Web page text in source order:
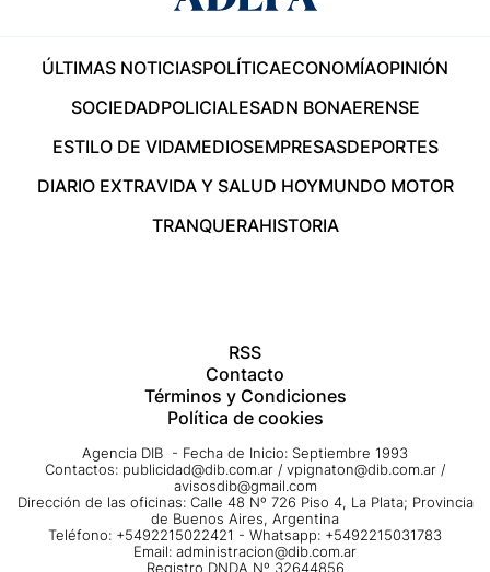
ÚLTIMAS NOTICIASPOLÍTICAECONOMÍAOPINIÓN
SOCIEDADPOLICIALESADN BONAERENSE
ESTILO DE VIDAMEDIOSEMPRESASDEPORTES
DIARIO EXTRAVIDA Y SALUD HOYMUNDO MOTOR
TRANQUERAHISTORIA
RSS
Contacto
Términos y Condiciones
Política de cookies
Agencia DIB - Fecha de Inicio: Septiembre 1993
Contactos: publicidad@dib.com.ar / vpignaton@dib.com.ar /
avisosdib@gmail.com
Dirección de las oficinas: Calle 48 Nº 726 Piso 4, La Plata; Provincia
de Buenos Aires, Argentina
Teléfono: +5492215022421 - Whatsapp: +5492215031783
Email: administracion@dib.com.ar
Registro DNDA Nº 32644856